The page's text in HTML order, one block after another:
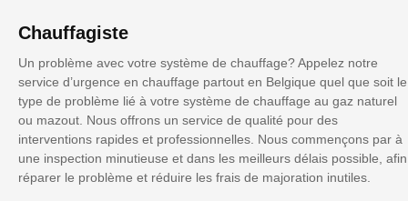
Chauffagiste
Un problème avec votre système de chauffage? Appelez notre
service d’urgence en chauffage partout en Belgique quel que soit le
type de problème lié à votre système de chauffage au gaz naturel
ou mazout. Nous offrons un service de qualité pour des
interventions rapides et professionnelles. Nous commençons par à
une inspection minutieuse et dans les meilleurs délais possible, afin
réparer le problème et réduire les frais de majoration inutiles.